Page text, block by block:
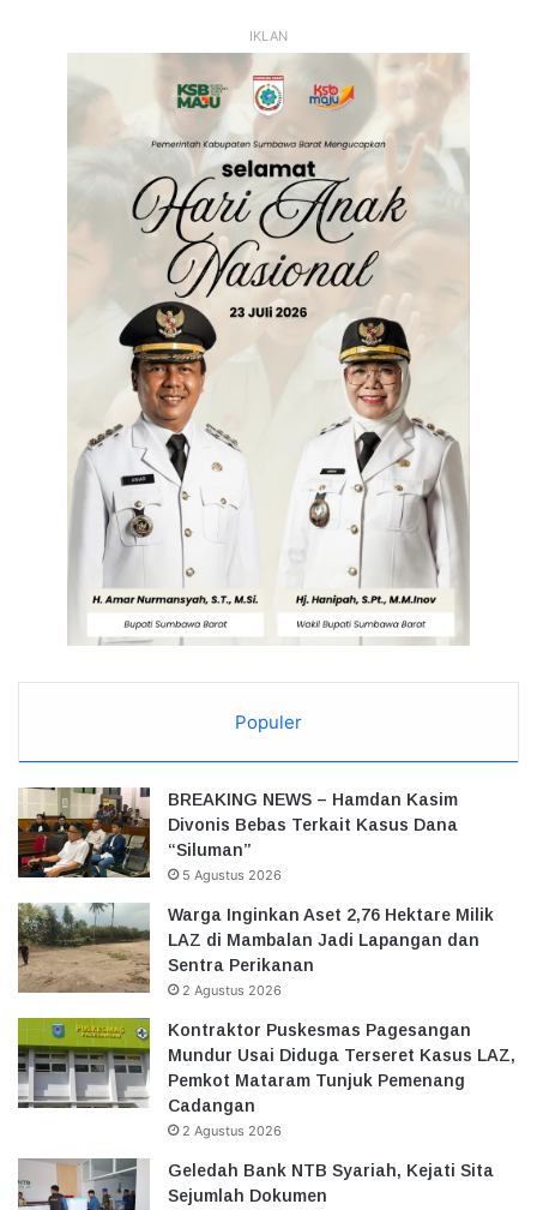
IKLAN
Populer
BREAKING NEWS – Hamdan Kasim
Divonis Bebas Terkait Kasus Dana
“Siluman”
5 Agustus 2026
Warga Inginkan Aset 2,76 Hektare Milik
LAZ di Mambalan Jadi Lapangan dan
Sentra Perikanan
2 Agustus 2026
Kontraktor Puskesmas Pagesangan
Mundur Usai Diduga Terseret Kasus LAZ,
Pemkot Mataram Tunjuk Pemenang
Cadangan
2 Agustus 2026
Geledah Bank NTB Syariah, Kejati Sita
Sejumlah Dokumen